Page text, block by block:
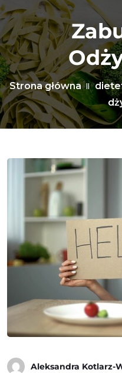
Strona główna
Aleksandra Kotlarz-